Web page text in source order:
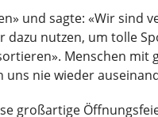
und sagte: «Wir sind
dazu nutzen, um tolle
Menschen mit
nie wieder
großartige